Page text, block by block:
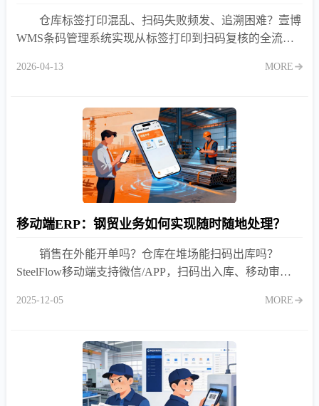
仓库标签打印混乱、扫码失败频发、追溯困难？壹博
WMS条码管理系统实现从标签打印到扫码复核的全流程
物一码全程追溯。
2026-04-13 MORE
移动端ERP：钢贸业务如何实现随时随地处理？
销售在外能开单吗？仓库在堆场能扫码出库吗？
SteelFlow移动端支持微信/APP，扫码出入库、移动审
2025-12-05 MORE